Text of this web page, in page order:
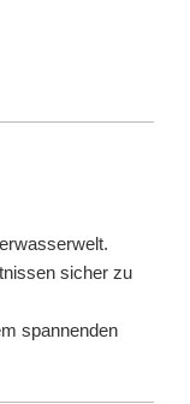
sicher zu
spannenden